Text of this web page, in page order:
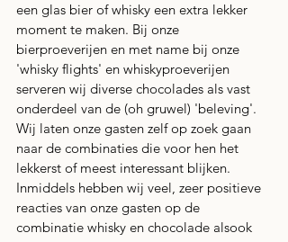
een glas bier of whisky een extra lekker
moment te maken. Bij onze
bierproeverijen en met name bij onze
'whisky flights' en whiskyproeverijen
serveren wij diverse chocolades als vast
onderdeel van de (oh gruwel) 'beleving'.
Wij laten onze gasten zelf op zoek gaan
naar de combinaties die voor hen het
lekkerst of meest interessant blijken.
Inmiddels hebben wij veel, zeer positieve
reacties van onze gasten op de
combinatie whisky en chocolade alsook